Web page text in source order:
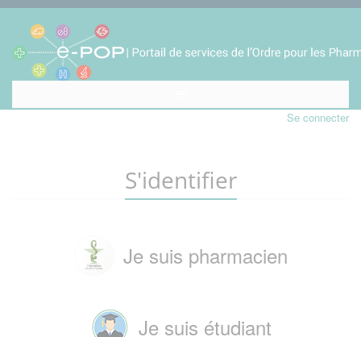
Se connecter
S'identifier
Je suis pharmacien
Je suis étudiant